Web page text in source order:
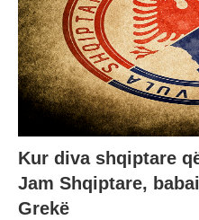
Kur diva shqiptare
Jam Shqiptare,
Grekë